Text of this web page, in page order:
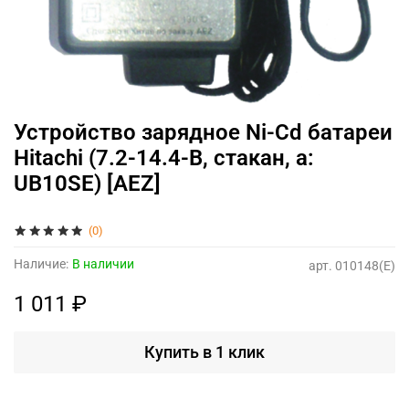
(0)
арт. 010148(E)
Наличие: В наличии
Устройство зарядное Ni-Cd батареи
Hitachi (7.2-14.4-В, стакан, а:
UB10SE) [AEZ]
1 011 ₽
Купить в 1 клик